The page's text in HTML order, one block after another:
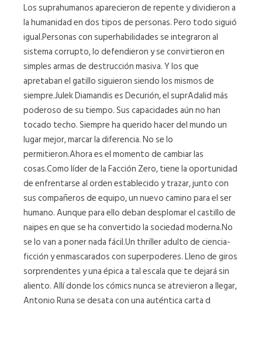
Los suprahumanos aparecieron de repente y dividieron a
la humanidad en dos tipos de personas. Pero todo siguió
igual.Personas con superhabilidades se integraron al
sistema corrupto, lo defendieron y se convirtieron en
simples armas de destrucción masiva. Y los que
apretaban el gatillo siguieron siendo los mismos de
siempre.Julek Diamandis es Decurión, el suprAdalid más
poderoso de su tiempo. Sus capacidades aún no han
tocado techo. Siempre ha querido hacer del mundo un
lugar mejor, marcar la diferencia. No se lo
permitieron.Ahora es el momento de cambiar las
cosas.Como líder de la Facción Zero, tiene la oportunidad
de enfrentarse al orden establecido y trazar, junto con
sus compañeros de equipo, un nuevo camino para el ser
humano. Aunque para ello deban desplomar el castillo de
naipes en que se ha convertido la sociedad moderna.No
se lo van a poner nada fácil.Un thriller adulto de ciencia-
ficción y enmascarados con superpoderes. Lleno de giros
sorprendentes y una épica a tal escala que te dejará sin
aliento. Allí donde los cómics nunca se atrevieron a llegar,
Antonio Runa se desata con una auténtica carta d